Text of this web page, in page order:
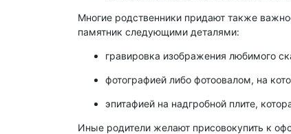
Многие родственники придают также
памятник следующими деталями:
гравировка изображения любимого
фотографией либо фотоовалом, на
эпитафией на надгробной плите,
Иные родители желают присовокупить к